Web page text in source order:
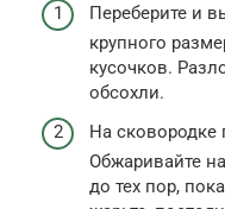
Переберите и
крупного
кусочков.
обсохли.
На сковородке
Обжаривайте
до тех пор,